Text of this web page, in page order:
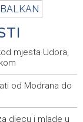
mjesta Udora,
od Modrana do
djecu i mlade u